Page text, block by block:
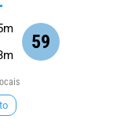
59